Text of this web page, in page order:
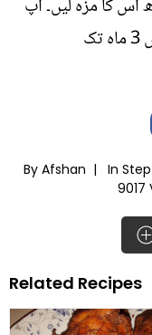
اس کا مزہ لیں۔ آپ
اس اچار کو ایئر ٹائٹ شیشے کے جار میں 3 ماہ تک
By Afshan | In
Related Recipes